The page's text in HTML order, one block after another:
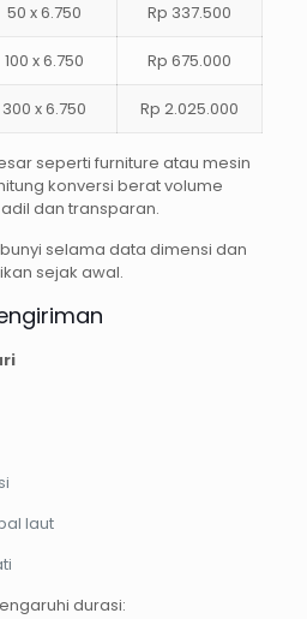
50 x 6.750 Rp 337.500
100 x 6.750 Rp 675.000
300 x 6.750 Rp 2.025.000
seperti furniture atau mesin
konversi berat volume
dan transparan.
selama data dimensi dan
sejak awal.
laut
durasi: